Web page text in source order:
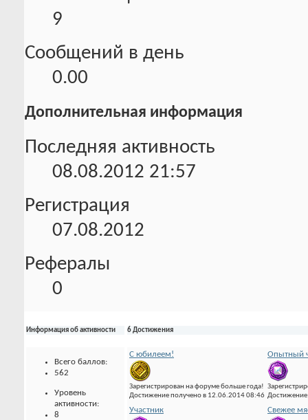
9
Сообщений в день
0.00
Дополнительная информация
Последняя активность
08.08.2012 21:57
Регистрация
07.08.2012
Рефералы
0
Информация об активности
Всего баллов:
562
Уровень
активности:
8
6 Достижения
С юбилеем!
Зарегистрирован на форуме больше года!
Достижение получено в 12.06.2014 08:46
Опытный
Участник Свежее